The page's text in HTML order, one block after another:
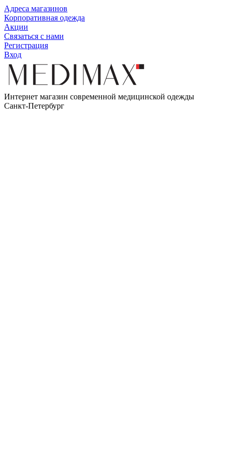
Адреса магазинов
Корпоративная одежда
Акции
Связаться с нами
Регистрация
Вход
Интернет магазин современной медицинской одежды
Санкт-Петербург